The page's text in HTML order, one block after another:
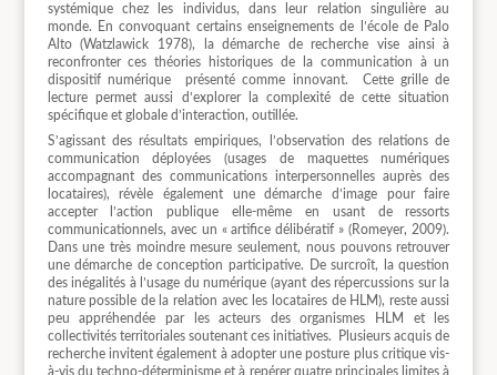
systémique chez les individus, dans leur relation singulière au
monde. En convoquant certains enseignements de l’école de Palo
Alto (Watzlawick 1978), la démarche de recherche vise ainsi à
reconfronter ces théories historiques de la communication à un
dispositif numérique
présenté comme innovant.
Cette grille de
lecture permet aussi d’explorer la complexité de cette situation
spécifique et globale d’interaction, outillée.
S’agissant des résultats empiriques, l’observation des relations de
communication déployées (usages de maquettes numériques
accompagnant des communications interpersonnelles auprès des
locataires), révèle également une démarche d’image pour faire
accepter l’action publique elle-même en usant de ressorts
communicationnels, avec un « artifice délibératif » (Romeyer, 2009).
Dans une très moindre mesure seulement, nous pouvons retrouver
une démarche de conception participative. De surcroît, la question
des inégalités à l’usage du numérique (ayant des répercussions sur la
nature possible de la relation avec les locataires de HLM), reste aussi
peu appréhendée par les acteurs des organismes HLM et les
collectivités territoriales soutenant ces initiatives.
Plusieurs acquis de
recherche invitent également à adopter une posture plus critique vis-
à-vis du techno-déterminisme et à repérer quatre principales limites à